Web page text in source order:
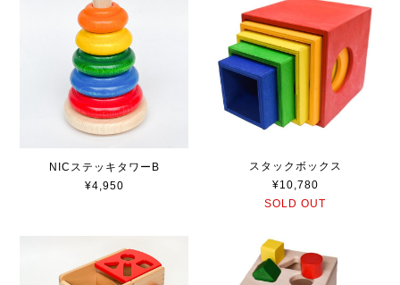
NICステッキタワーB
¥4,950
スタックボックス
¥10,780
SOLD OUT